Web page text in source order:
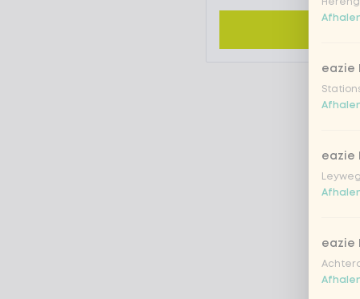
eazie
eazie
Leyweg
eazie